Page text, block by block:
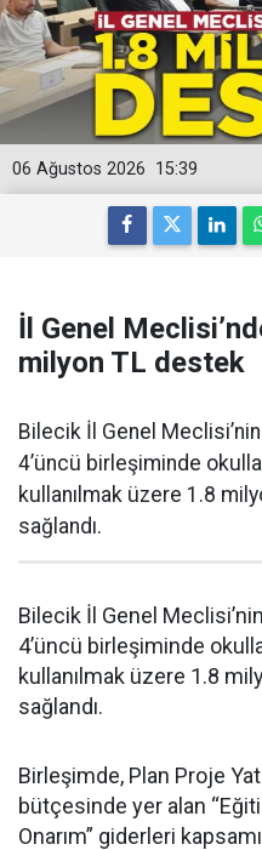
15:39
06 Ağustos 2026
İl Genel
milyon TL destek
Bilecik İl Genel Meclisi’nin
4’üncü birleşiminde
kullanılmak üzere 1.8
sağlandı.
Bilecik İl Genel
4’üncü birleşiminde
kullanılmak üzere 1.8
sağlandı.
Birleşimde, Plan Proje
bütçesinde yer alan
Onarım” giderleri